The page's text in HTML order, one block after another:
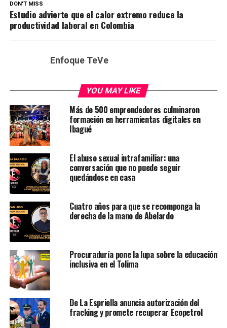
DON'T MISS
Estudio advierte que el calor extremo reduce la
productividad laboral en Colombia
Enfoque TeVe
YOU MAY LIKE
Más de 500 emprendedores culminaron
formación en herramientas digitales en
Ibagué
El abuso sexual intrafamiliar: una
conversación que no puede seguir
quedándose en casa
Cuatro años para que se recomponga la
derecha de la mano de Abelardo
Procuraduría pone la lupa sobre la educación
inclusiva en el Tolima
De La Espriella anuncia autorización del
fracking y promete recuperar Ecopetrol